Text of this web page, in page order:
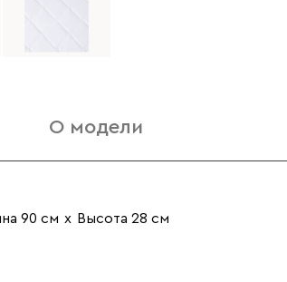
О модели
90 см х Высота 28 см